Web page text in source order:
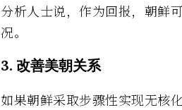
分析人士说，作为回报，朝鲜
况。
3. 改善美朝关系
如果朝鲜采取步骤性实现无核